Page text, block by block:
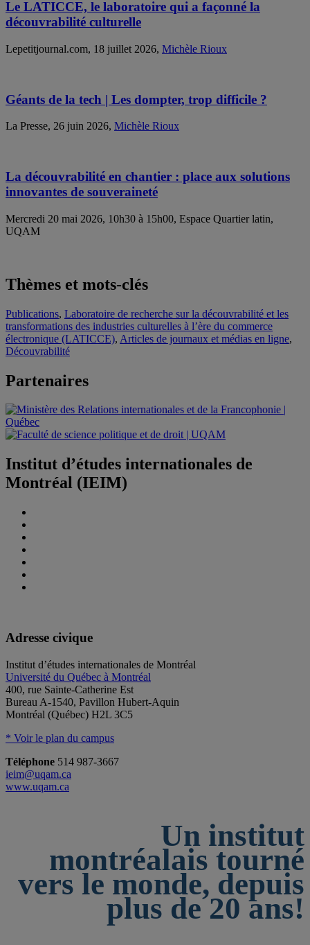
Le LATICCE, le laboratoire qui a façonné la
découvrabilité culturelle
Lepetitjournal.com, 18 juillet 2026, Michèle Rioux
Géants de la tech | Les dompter, trop difficile ?
La Presse, 26 juin 2026, Michèle Rioux
La découvrabilité en chantier : place aux solutions
innovantes de souveraineté
Mercredi 20 mai 2026, 10h30 à 15h00, Espace Quartier latin,
UQAM
Thèmes et mots-clés
Publications, Laboratoire de recherche sur la découvrabilité et les
transformations des industries culturelles à l’ère du commerce
électronique (LATICCE), Articles de journaux et médias en ligne,
Découvrabilité
Partenaires
Institut d’études internationales de
Montréal (IEIM)
Adresse civique
Institut d’études internationales de Montréal
Université du Québec à Montréal
400, rue Sainte-Catherine Est
Bureau A-1540, Pavillon Hubert-Aquin
Montréal (Québec) H2L 3C5
* Voir le plan du campus
Téléphone 514 987-3667
ieim@uqam.ca
www.uqam.ca
Un institut
montréalais tourné
vers le monde, depuis
plus de 20 ans!